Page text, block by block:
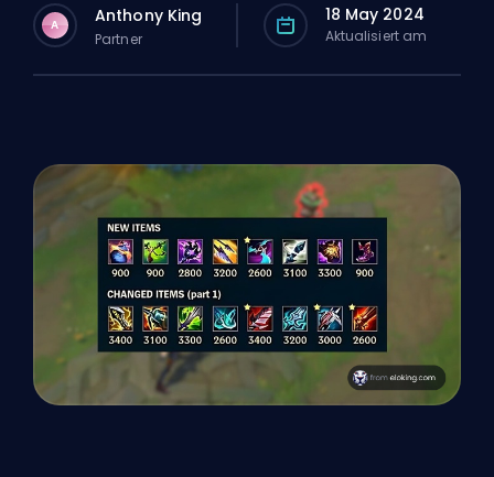
A Anthony King
Partner
18 May 2024
Aktualisiert am